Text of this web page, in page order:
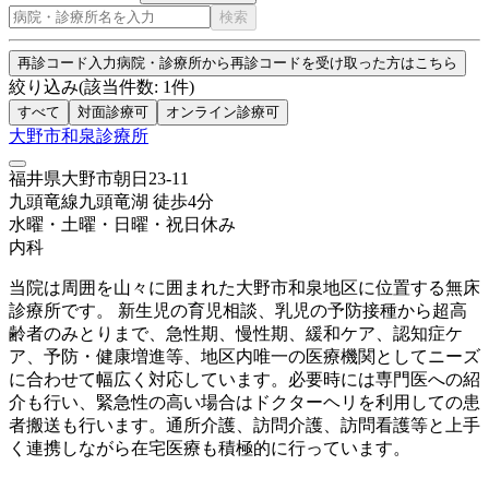
検索
再診コード入力病院・診療所から再診コードを受け取った方はこちら
絞り込み(該当件数: 1件)
すべて 対面診療可 オンライン診療可
大野市和泉診療所
福井県大野市朝日23-11
九頭竜線九頭竜湖 徒歩4分
水曜・土曜・日曜・祝日 休み
内科
当院は周囲を山々に囲まれた大野市和泉地区に位置する無床
診療所です。 新生児の育児相談、乳児の予防接種から超高
齢者のみとりまで、急性期、慢性期、緩和ケア、認知症ケ
ア、予防・健康増進等、地区内唯一の医療機関としてニーズ
に合わせて幅広く対応しています。必要時には専門医への紹
介も行い、緊急性の高い場合はドクターヘリを利用しての患
者搬送も行います。通所介護、訪問介護、訪問看護等と上手
く連携しながら在宅医療も積極的に行っています。